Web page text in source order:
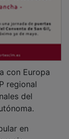
regional
del